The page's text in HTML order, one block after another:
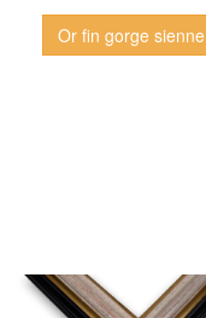
Or fin gorge sienne